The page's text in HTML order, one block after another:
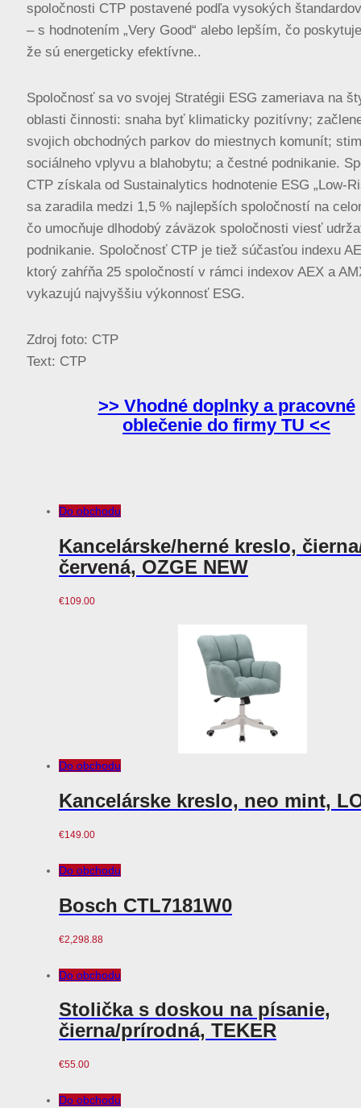
spoločnosti CTP postavené podľa vysokých
– s hodnotením „Very Good“ alebo lepším, čo
že sú energeticky efektívne..
Spoločnosť sa vo svojej Stratégii ESG zameriava na
oblasti činnosti: snaha byť klimaticky pozitívny;
svojich obchodných parkov do miestnych komunít;
sociálneho vplyvu a blahobytu; a čestné podnikanie.
CTP získala od Sustainalytics hodnotenie ESG „Low-
sa zaradila medzi 1,5 % najlepších spoločností na
čo umocňuje dlhodobý záväzok spoločnosti viesť
podnikanie. Spoločnosť CTP je tiež súčasťou indexu
ktorý zahŕňa 25 spoločností v rámci indexov AEX a
vykazujú najvyššiu výkonnosť ESG.
Zdroj foto: CTP
Text: CTP
>> Vhodné doplnky a pracovné
oblečenie do firmy TU <<
Do obchodu
Kancelárske/herné kreslo,
červená, OZGE NEW
€109.00
Do obchodu
Kancelárske kreslo, neo mint,
€149.00
Do obchodu
Bosch CTL7181W0
€2,298.88
Do obchodu
Stolička s doskou na písanie,
čierna/prírodná, TEKER
€55.00
Do obchodu